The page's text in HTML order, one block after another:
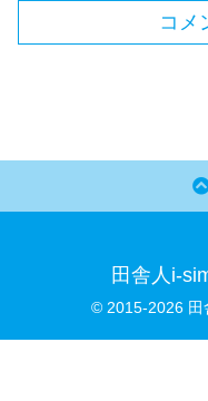
コメ
田舎人i-
© 2015-2026 田